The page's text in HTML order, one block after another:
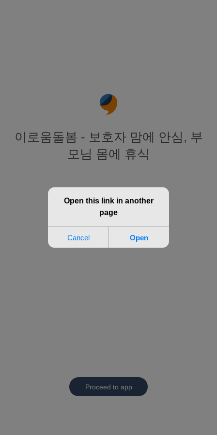
이로움돌봄 - 보호자 맘에 안심, 부
모님 몸에 휴식
Proceed to app